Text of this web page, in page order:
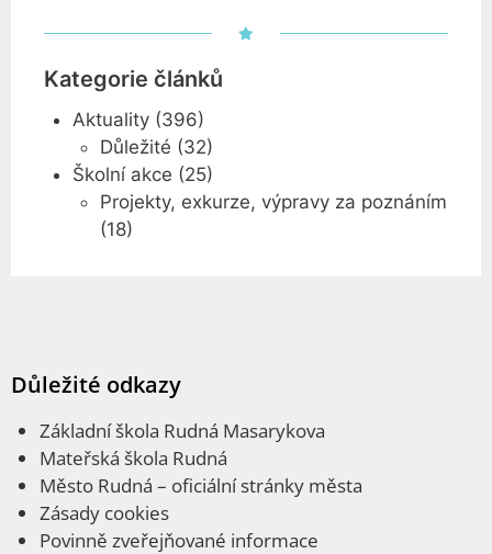
Kategorie článků
Aktuality(396)
Důležité (32)
Školní akce (25)
Projekty, exkurze, výpravy za poznáním
(18)
Důležité odkazy
Základní škola Rudná Masarykova
Mateřská škola Rudná
Město Rudná – oficiální stránky města
Zásady cookies
Povinně zveřejňované informace